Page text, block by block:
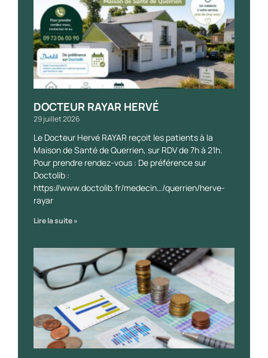
DOCTEUR RAYAR HERVÉ
29 juillet 2026
Le Docteur Hervé RAYAR reçoit les patients à la
Maison de Santé de Querrien, sur RDV de 7h à 21h.
Pour prendre rendez-vous : De préférence sur
Doctolib :
https://www.doctolib.fr/medecin…/querrien/herve-
rayar
Lire la suite »